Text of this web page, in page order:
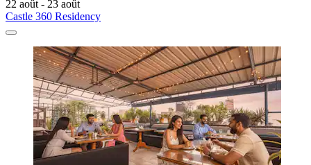
22 août - 23 août
Castle 360 Residency